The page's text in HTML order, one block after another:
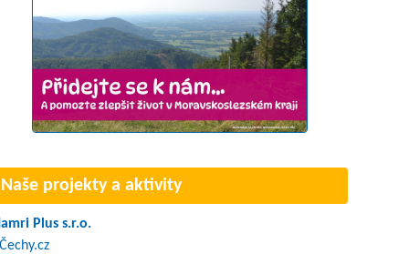
Naše projekty a aktivity
Plus s.r.o.